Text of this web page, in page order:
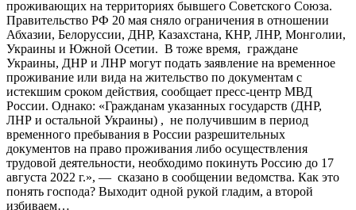
проживающих на территориях бывшего Советского Союза.
Правительство РФ 20 мая сняло ограничения в отношении
Абхазии, Белоруссии, ДНР, Казахстана, КНР, ЛНР, Монголии,
Украины и Южной Осетии. В тоже время, граждане
Украины, ДНР и ЛНР могут подать заявление на временное
проживание или вида на жительство по документам с
истекшим сроком действия, сообщает пресс-центр МВД
России. Однако: «Гражданам указанных государств (ДНР,
ЛНР и остальной Украины) , не получившим в период
временного пребывания в России разрешительных
документов на право проживания либо осуществления
трудовой деятельности, необходимо покинуть Россию до 17
августа 2022 г.», — сказано в сообщении ведомства. Как это
понять господа? Выходит одной рукой гладим, а второй
избиваем…